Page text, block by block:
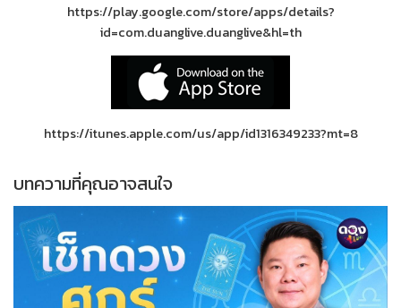
https://play.google.com/store/apps/details?
id=com.duanglive.duanglive&hl=th
https://itunes.apple.com/us/app/id1316349233?mt=8
บทความที่คุณอาจสนใจ